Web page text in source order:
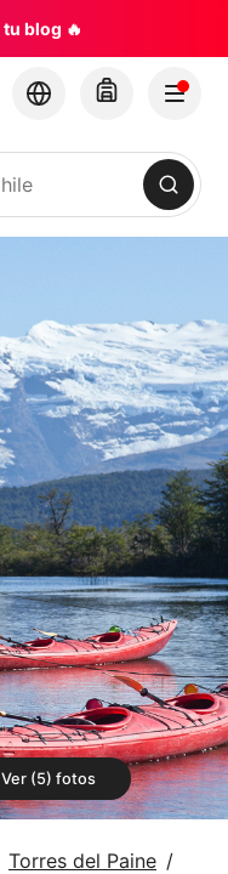
tu blog 🔥
Ver (5) fotos
Torres del Paine